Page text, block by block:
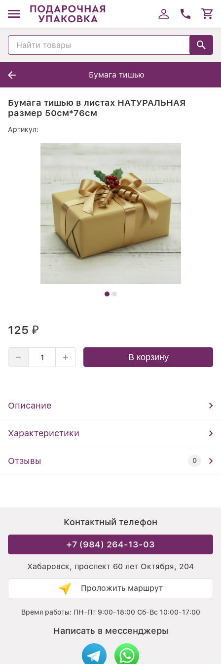
Бумага тишью
Бумага тишью в листах НАТУРАЛЬНАЯ
размер 50см*76см
Артикул:
125 ₽
В корзину
Описание
Характеристики
Отзывы 0
Контактный телефон
+7 (984) 264-13-03
Хабаровск, проспект 60 лет Октября, 204
Проложить маршрут
Время работы: ПН-Пт 9:00-18:00 Сб-Вс 10:00-17:00
Написать в мессенджеры